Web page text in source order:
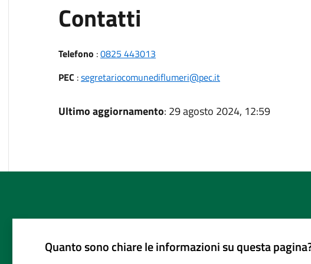
Contatti
Telefono :0825 443013
PEC :segretariocomunediflumeri@pec.it
Ultimo aggiornamento: 29 agosto 2024, 12:59
Quanto sono chiare le informazioni su questa